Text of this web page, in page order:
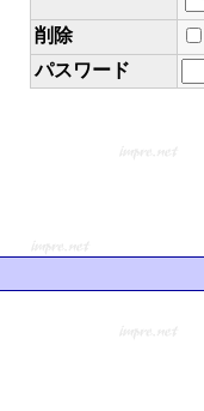
削除
パスワード